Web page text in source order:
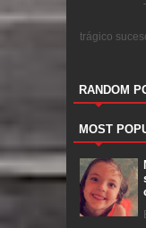
trágico
RANDOM
MOST